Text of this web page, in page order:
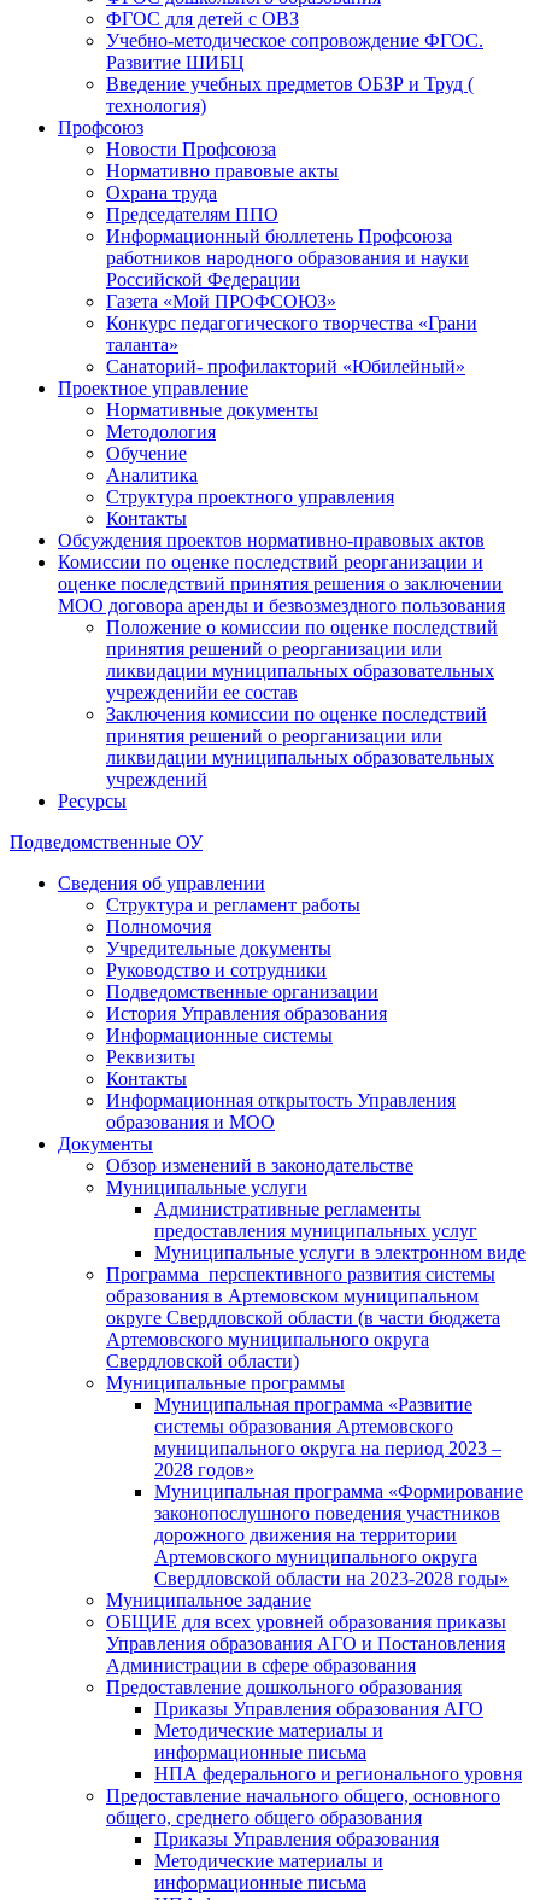
ФГОС для детей с ОВЗ
Учебно-методическое сопровождение ФГОС.
Развитие ШИБЦ
Введение учебных предметов ОБЗР и Труд (
технология)
Профсоюз
Новости Профсоюза
Нормативно правовые акты
Охрана труда
Председателям ППО
Информационный бюллетень Профсоюза
работников народного образования и науки
Российской Федерации
Газета «Мой ПРОФСОЮЗ»
Конкурс педагогического творчества «Грани
таланта»
Санаторий- профилакторий «Юбилейный»
Проектное управление
Нормативные документы
Методология
Обучение
Аналитика
Структура проектного управления
Контакты
Обсуждения проектов нормативно-правовых актов
Комиссии по оценке последствий реорганизации и
оценке последствий принятия решения о заключении
МОО договора аренды и безвозмездного пользования
Положение о комиссии по оценке последствий
принятия решений о реорганизации или
ликвидации муниципальных образовательных
учрежденийи ее состав
Заключения комиссии по оценке последствий
принятия решений о реорганизации или
ликвидации муниципальных образовательных
учреждений
Ресурсы
Подведомственные ОУ
Сведения об управлении
Структура и регламент работы
Полномочия
Учредительные документы
Руководство и сотрудники
Подведомственные организации
История Управления образования
Информационные системы
Реквизиты
Контакты
Информационная открытость Управления
образования и МОО
Документы
Обзор изменений в законодательстве
Муниципальные услуги
Административные регламенты
предоставления муниципальных услуг
Муниципальные услуги в электронном виде
Программа перспективного развития системы
образования в Артемовском муниципальном
округе Свердловской области (в части бюджета
Артемовского муниципального округа
Свердловской области)
Муниципальные программы
Муниципальная программа «Развитие
системы образования Артемовского
муниципального округа на период 2023 –
2028 годов»
Муниципальная программа «Формирование
законопослушного поведения участников
дорожного движения на территории
Артемовского муниципального округа
Свердловской области на 2023-2028 годы»
Муниципальное задание
ОБЩИЕ для всех уровней образования приказы
Управления образования АГО и Постановления
Администрации в сфере образования
Предоставление дошкольного образования
Приказы Управления образования АГО
Методические материалы и
информационные письма
НПА федерального и регионального уровня
Предоставление начального общего, основного
общего, среднего общего образования
Приказы Управления образования
Методические материалы и
информационные письма